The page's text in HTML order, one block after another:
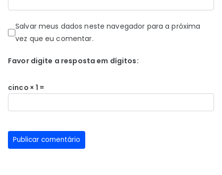
Salvar meus dados neste navegador para a próxima
vez que eu comentar.
Favor digite a resposta em dígitos:
cinco × 1 =